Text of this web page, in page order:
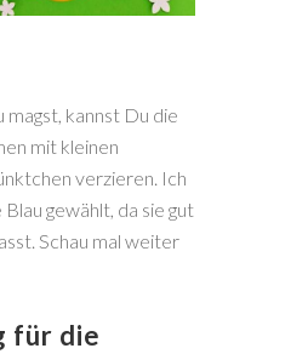
magst, kannst Du die
mit kleinen
verzieren. Ich
gewählt, da sie gut
Schau mal weiter
für die